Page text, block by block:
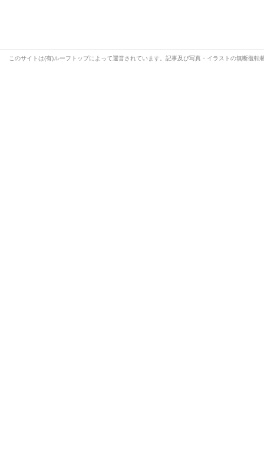
このサイトは(有)ルーフトップによって運営されています。記事及び写真・イラストの無断復転